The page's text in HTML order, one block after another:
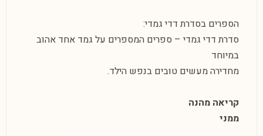
הספרים בסדרת דדי גמדי:
סדרת דדי גמדי – ספרים המספרים על גמד אחד אהוב
במיוחד
מחדירה מעשים טובים בנפש הילד.
קריאה מהנה
ממני